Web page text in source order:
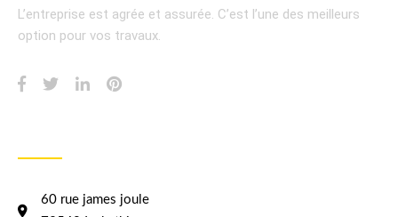
L’entreprise est agrée et assurée. C’est l’une des meilleurs
option pour vos travaux.
60 rue james joule